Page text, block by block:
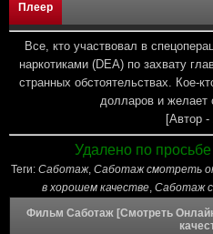
Плеер
Все, кто участвовал в
наркотиками (DEA) по захвату
странных обстоятельствах. Кое-
долларов и желает
[Автор -
Удалено по
Теги: Саботаж, Саботаж смотреть
в хорошем качестве, Саботаж
Фильм Саботаж [Смотреть